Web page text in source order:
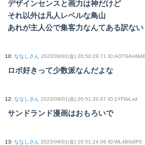
デザインセンスと画力は神だけど
それ以外は凡人レベルな鳥山
あれが主人公で集客力なんてある訳ない
10: ななしさん 2023/09/01(金) 20:50:29.71 ID:AOTSAn6kM
ロボ好きって少数派なんだよな
12: ななしさん 2023/09/01(金) 20:51:20.67 ID:1YFIlvLxd
サンドランド漫画はおもろいで
13: ななしさん 2023/09/01(金) 20:51:24.06 ID:WL4B0dIF0